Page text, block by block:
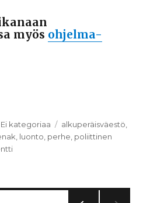
myös ohjelma-
Kategoriat
Ei kategoriaa Avainsanat
alkuperäisväestö
luonto perhe poliittinen